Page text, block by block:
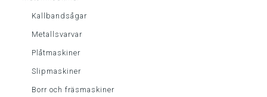
Kallbandsågar
Metallsvarvar
Plåtmaskiner
Slipmaskiner
Borr och fräsmaskiner